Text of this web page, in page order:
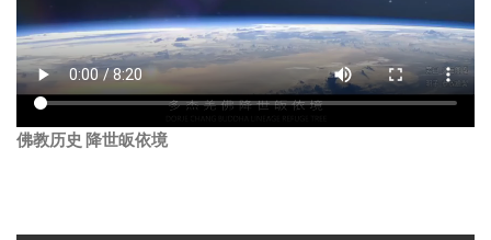
佛教历史 降世皈依境